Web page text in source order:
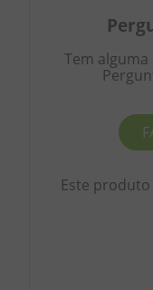
Tem
Este